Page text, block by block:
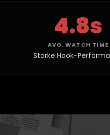
4.8s
AVG. WATCH TIME
Starke Hook-